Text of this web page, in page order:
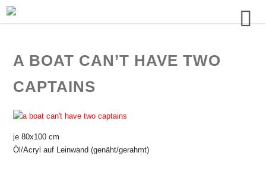
A BOAT CAN’T HAVE TWO
CAPTAINS
je 80x100 cm
Öl/Acryl auf Leinwand (genäht/gerahmt)